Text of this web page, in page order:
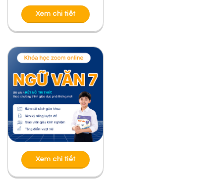
Xem chi tiết
Xem chi tiết